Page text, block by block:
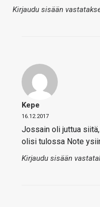
Kirjaudu sisään
Kepe
16.12.2017
Jossain oli juttua
olisi tulossa Note
Kirjaudu sisään